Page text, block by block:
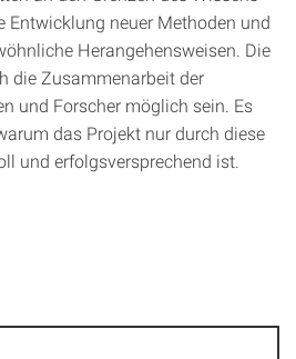
Entwicklung neuer Methoden und
Herangehensweisen. Die
die Zusammenarbeit der
und Forscher möglich sein. Es
das Projekt nur durch diese
und erfolgsversprechend ist.